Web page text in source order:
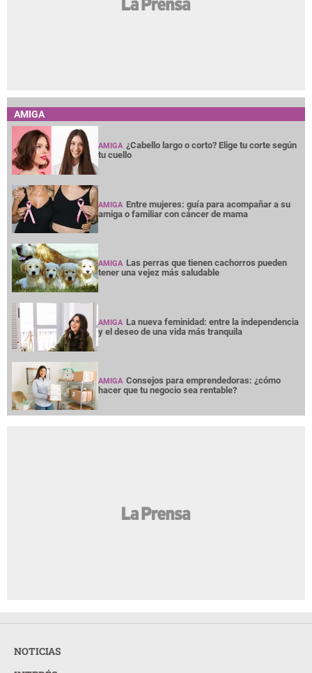
AMIGA
AMIGA ¿Cabello largo o corto? Elige tu corte según
tu cuello
AMIGA Entre mujeres: guía para acompañar a su
amiga o familiar con cáncer de mama
AMIGA Las perras que tienen cachorros pueden
tener una vejez más saludable
AMIGA La nueva feminidad: entre la independencia
y el deseo de una vida más tranquila
AMIGA Consejos para emprendedoras: ¿cómo
hacer que tu negocio sea rentable?
NOTICIAS